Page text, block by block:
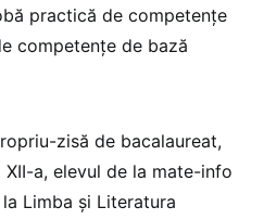
practică de competențe
competențe de bază
zisă de bacalaureat,
a, elevul de la mate-info
Limba și Literatura